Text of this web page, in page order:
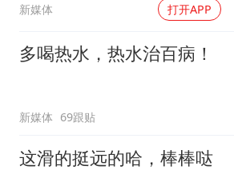
新媒体 打开APP
多喝热水，热水治百病！
新媒体 69跟贴
这滑的挺远的哈，棒棒哒